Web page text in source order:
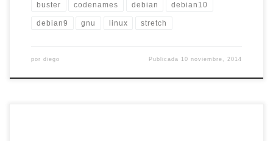
buster codenames debian debian10
debian9 gnu linux stretch
por diego Publicada 10 noviembre, 2014